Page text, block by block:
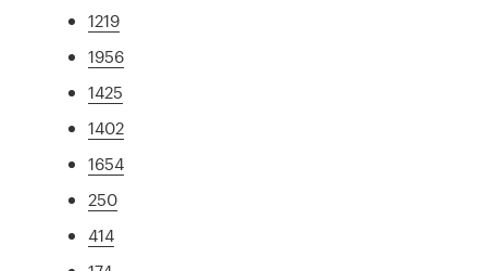
1219
1956
1425
1402
1654
250
414